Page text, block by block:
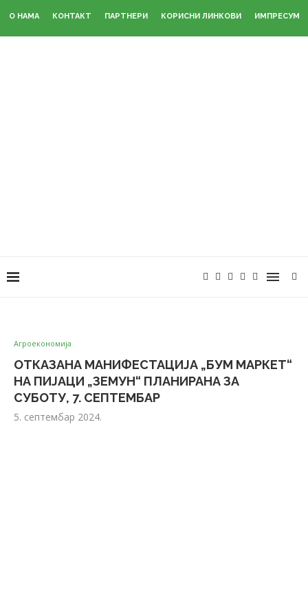
О НАМА КОНТАКТ ПАРТНЕРИ КОРИСНИ ЛИНКОВИ ИМПРЕСУМ
Агроекономија
ОТКАЗАНА МАНИФЕСТАЦИЈА „БУМ МАРКЕТ“
НА ПИЈАЦИ „ЗЕМУН“ ПЛАНИРАНА ЗА
СУБОТУ, 7. СЕПТЕМБАР
5. септембар 2024.